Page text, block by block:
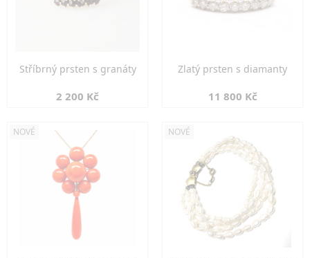
Stříbrný prsten s granáty
2 200 Kč
Zlatý prsten s diamanty
11 800 Kč
NOVÉ NOVÉ